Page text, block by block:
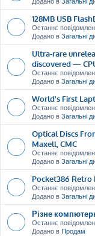
128MB USB
Останнє
Додано в Загальні
Ultra-rare
discovered —
Останнє
Додано в Загальні
World's First
Останнє
Додано в Загальні
Optical Discs
Maxell, CMC
Останнє
Додано в Загальні
Pocket386 Retro
Останнє
Додано в Загальні
Різне
Останнє
Додано в Продам